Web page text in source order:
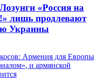
«Россия на
лишь продлевают
Украины